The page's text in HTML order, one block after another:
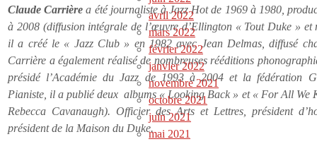
Claude Carrière a été journaliste à Jazz Hot de 1969 à 1980,
à 2008 (diffusion intégrale de l’œuvre d’Ellington « Tout Duke » et
il a créé le « Jazz Club » en 1982 avec Jean Delmas, diffusé
Carrière a également réalisé de nombreuses rééditions
présidé l’Académie du Jazz de 1993 à 2004 et la fédération
Pianiste, il a publié deux albums « Looking Back » et « For All We
Rebecca Cavanaugh). Officier des Arts et Lettres, président
président de la Maison du Duke.
avril 2022
mars 2022
février 2022
janvier 2022
novembre 2021
octobre 2021
juin 2021
mai 2021